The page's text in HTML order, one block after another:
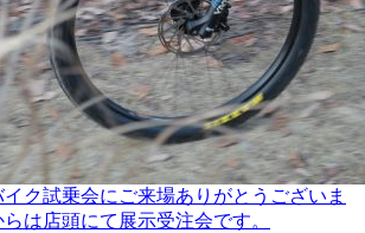
ク試乗会にご来場ありがとうございま
は店頭にて展示受注会です。